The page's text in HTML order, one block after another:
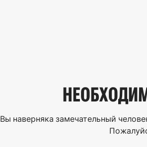
Вы наверняка замечательный